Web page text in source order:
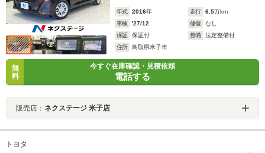
年式 2016年 走行 6.5万km
車検
'27/12 修復
なし
保証
保証付 整備
法定整備付
住所
鳥取県米子市
無
料
今すぐ在庫確認・見積依頼
電話する
販売店： ネクステージ 米子店
トヨタ